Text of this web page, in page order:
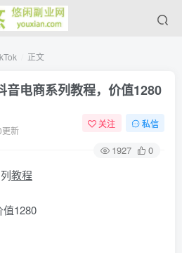
正文
音电商系列教程，价值1280
新
关注 私信
1927 0
教程
1280